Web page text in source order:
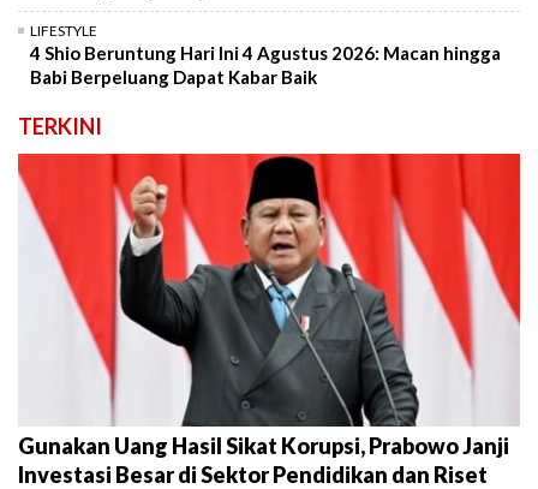
LIFESTYLE
4 Shio Beruntung Hari Ini 4 Agustus 2026: Macan hingga
Babi Berpeluang Dapat Kabar Baik
TERKINI
Gunakan Uang Hasil Sikat Korupsi, Prabowo Janji
Investasi Besar di Sektor Pendidikan dan Riset